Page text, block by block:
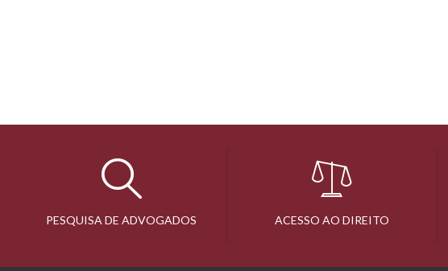
PESQUISA DE ADVOGADOS ACESSO AO DIREITO